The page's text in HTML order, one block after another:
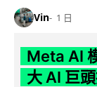
Vin 1 日
Meta AI
大 AI 巨